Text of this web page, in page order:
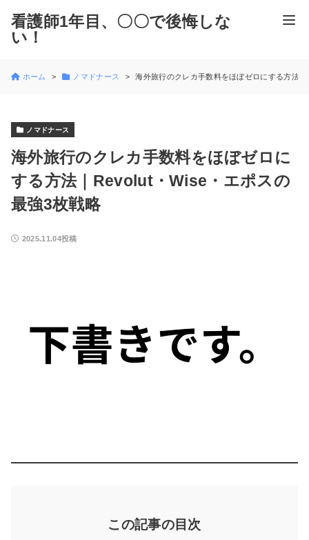
看護師1年目、〇〇で後悔しな
い！
ホーム ノマドナース 海外旅行のクレカ手数料をほぼゼロにする方法
ノマドナース
海外旅行のクレカ手数料をほぼゼロに
する方法｜Revolut・Wise・エポスの
最強3枚戦略
2025.11.04投稿
この記事の目次